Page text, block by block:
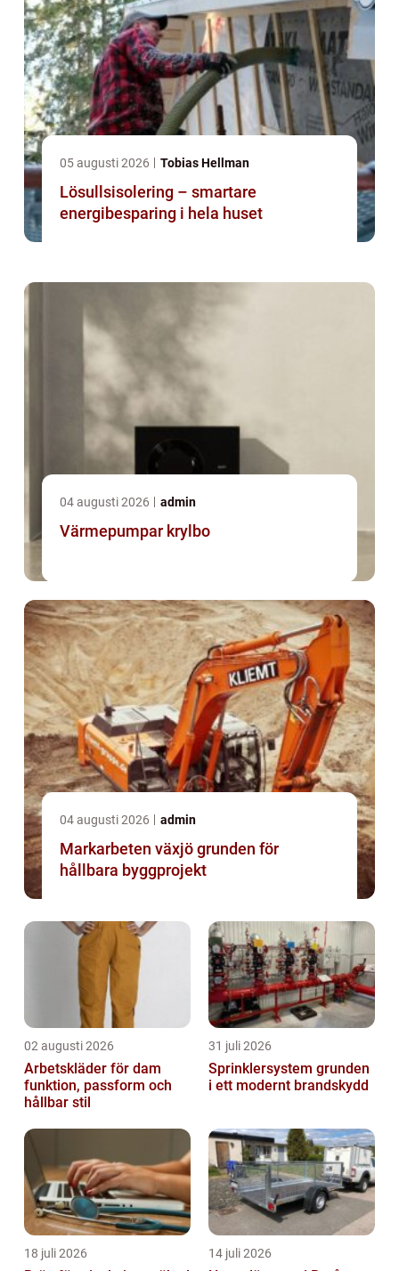
05 augusti 2026 Tobias Hellman
Lösullsisolering – smartare
energibesparing i hela huset
04 augusti 2026 admin
Värmepumpar krylbo
04 augusti 2026 admin
Markarbeten växjö grunden för
hållbara byggprojekt
02 augusti 2026
Arbetskläder för dam
funktion, passform och
hållbar stil
31 juli 2026
Sprinklersystem grunden
i ett modernt brandskydd
18 juli 2026 14 juli 2026